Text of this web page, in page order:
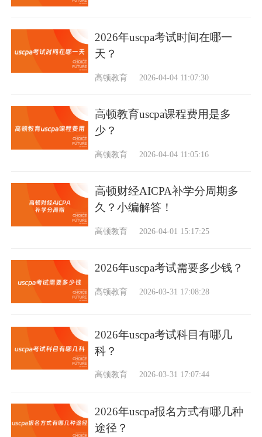
2026年uscpa考试时间在哪一
天？
高顿教育 2026-04-04 11:07:30
高顿教育uscpa课程费用是多
少？
高顿教育 2026-04-04 11:05:16
高顿财经AICPA补学分周期多
久？小编解答！
高顿教育 2026-04-01 15:17:25
2026年uscpa考试需要多少钱？
高顿教育 2026-03-31 17:08:28
2026年uscpa考试科目有哪几
科？
高顿教育 2026-03-31 17:07:44
2026年uscpa报名方式有哪几种
途径？